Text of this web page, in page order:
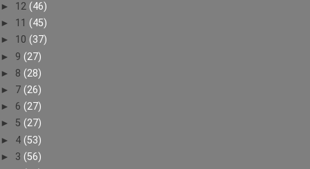
► 12 (46)
► 11 (45)
► 10 (37)
► 9 (27)
► 8 (28)
► 7 (26)
► 6 (27)
► 5 (27)
► 4 (53)
► 3 (56)